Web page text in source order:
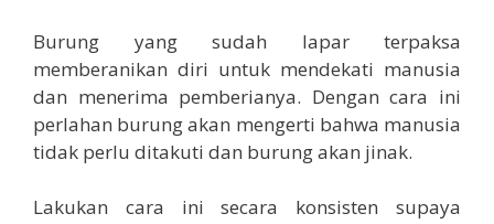
Burung yang sudah lapar terpaksa
memberanikan diri untuk mendekati manusia
dan menerima pemberianya. Dengan cara ini
perlahan burung akan mengerti bahwa manusia
tidak perlu ditakuti dan burung akan jinak.
Lakukan cara ini secara konsisten supaya